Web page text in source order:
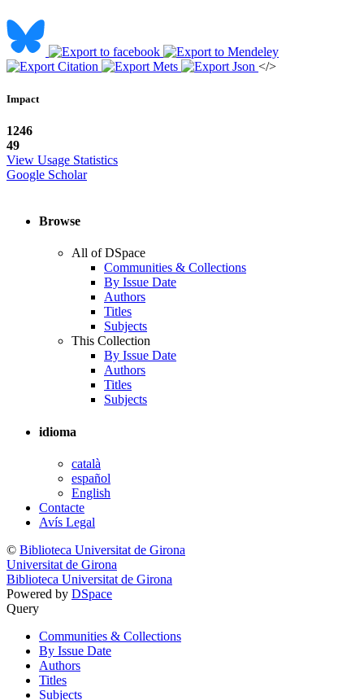
</>
Impact
1246
49
View Usage Statistics
Google Scholar
Browse
All of DSpace
Communities & Collections
By Issue Date
Authors
Titles
Subjects
This Collection
By Issue Date
Authors
Titles
Subjects
idioma
català
español
English
Contacte
Avís Legal
© Biblioteca Universitat de Girona
Universitat de Girona
Biblioteca Universitat de Girona
Powered by DSpace
Query
Communities & Collections
By Issue Date
Authors
Titles
Subjects